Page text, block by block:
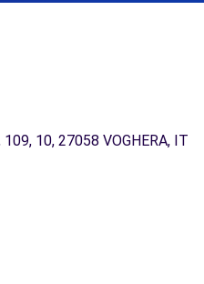
10, 27058 VOGHERA, IT